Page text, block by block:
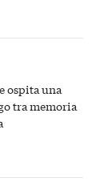
ospita una
tra memoria